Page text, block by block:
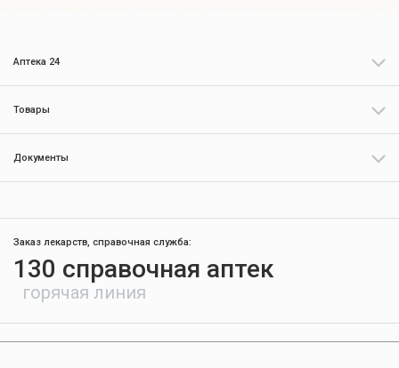
Аптека 24
Товары
Документы
Заказ лекарств, справочная служба:
130 справочная аптек
горячая линия